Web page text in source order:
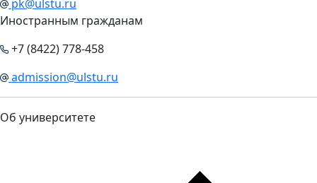
pk@ulstu.ru
Иностранным гражданам
+7 (8422) 778-458
admission@ulstu.ru
Об университете